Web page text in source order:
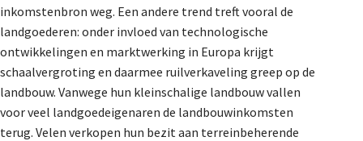
inkomstenbron weg. Een andere trend treft vooral de
landgoederen: onder invloed van technologische
ontwikkelingen en marktwerking in Europa krijgt
schaalvergroting en daarmee ruilverkaveling greep op de
landbouw. Vanwege hun kleinschalige landbouw vallen
voor veel landgoedeigenaren de landbouwinkomsten
terug. Velen verkopen hun bezit aan terreinbeherende